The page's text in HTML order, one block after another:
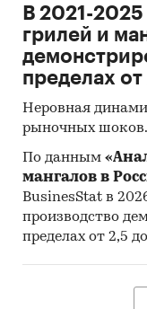
В 2021-2025
грилей и
пределах
Неровная
рыночных шоков.
По данным
мангалов в
BusinesStat в
производство
пределах от 2,5